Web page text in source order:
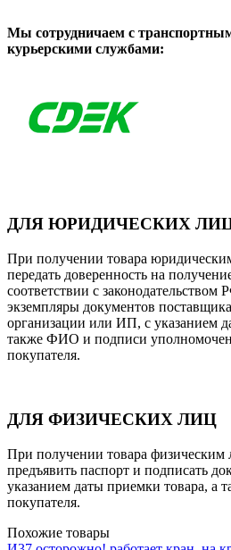
Мы сотрудничаем с
курьерскими службами:
ДЛЯ ЮРИДИЧЕСКИХ
При получении товара
передать доверенность на
соответствии с законодательством
экземпляры документов
организации или ИП, с указанием
также ФИО и подписи
покупателя.
ДЛЯ ФИЗИЧЕСКИХ ЛИЦ
При получении товара физическим
предъявить паспорт и подписать
указанием даты приемки товара,
покупателя.
Похожие товары